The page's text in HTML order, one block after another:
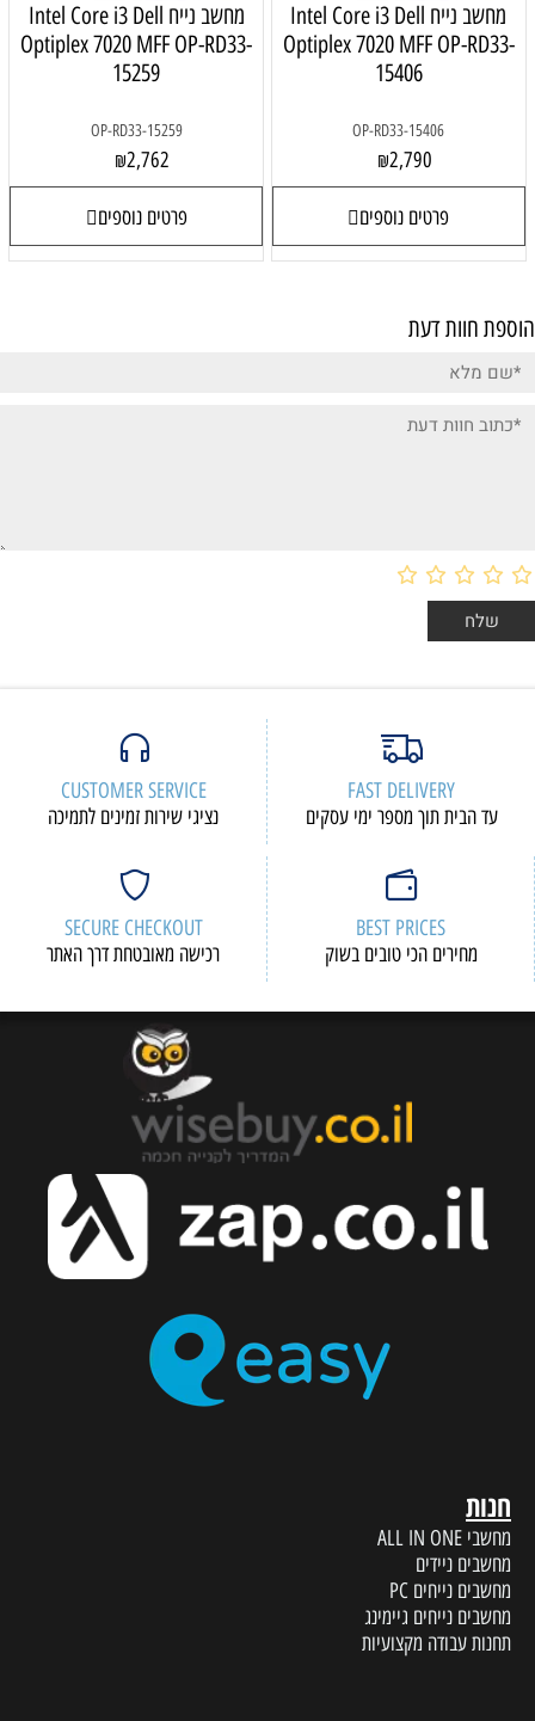
מחשב נייח Intel Core i3 Dell
Optiplex 7020 MFF OP-RD33-
15406
OP-RD33-15406
₪2,790
פרטים נוספים
מחשב נייח Intel Core i3 Dell
Optiplex 7020 MFF OP-RD33-
15259
OP-RD33-15259
₪2,762
פרטים נוספים
חוות דעת
FAST DELIVERY
עד הבית תוך מספר ימי עסקים
CUSTOMER SERVICE
נציגי שירות זמינים לתמיכה
BEST PRICES
מחירים הכי טובים בשוק
SECURE CHECKOUT
רכישה מאובטחת דרך האתר
חנות
מחשבי ALL IN ONE
מחשבים ניידים
מחשבים נייחים PC
מחשבים נייחים גיימינג
תחנות עבודה מקצועיות